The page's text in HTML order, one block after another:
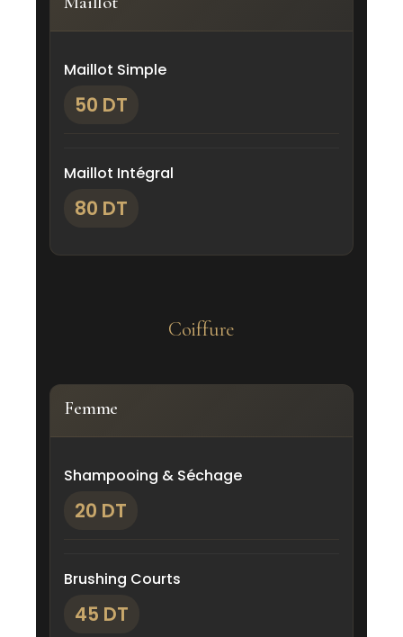
Maillot Simple
50 DT
Maillot Intégral
80 DT
Coiffure
Femme
Shampooing & Séchage
20 DT
Brushing Courts
45 DT